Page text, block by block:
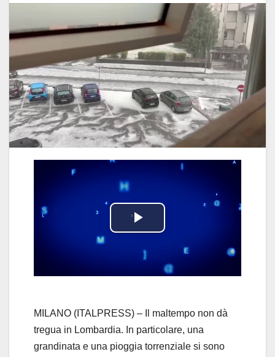
P
l
y
V
MILANO (ITALPRESS) – Il maltempo non dà
tregua in Lombardia. In particolare, una
grandinata e una pioggia torrenziale si sono